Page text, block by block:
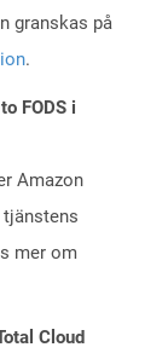
granskas på
.
FODS i
Amazon
tjänstens
mer om
Cloud